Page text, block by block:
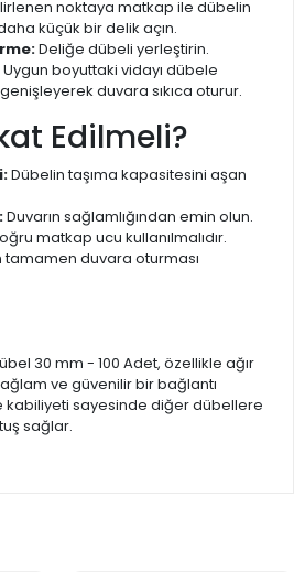
noktaya matkap ile dübelin
küçük bir delik açın.
Deliğe dübeli yerleştirin.
Uygun boyuttaki vidayı dübele
duvara sıkıca oturur.
Edilmeli?
Dübelin taşıma kapasitesini aşan
Duvarın sağlamlığından emin olun.
matkap ucu kullanılmalıdır.
tamamen duvara oturması
30 mm - 100 Adet, özellikle ağır
ve güvenilir bir bağlantı
kabiliyeti sayesinde diğer dübellere
sağlar.